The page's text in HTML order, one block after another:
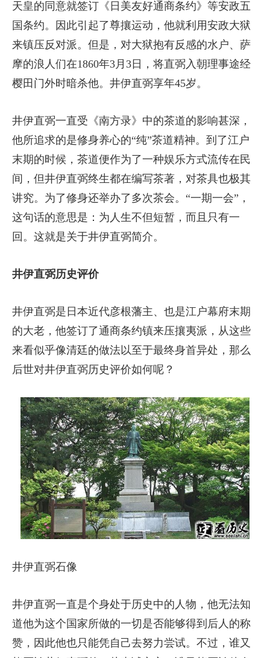
天皇的同意就签订《日美友好通商条约》等安政五
国条约。因此引起了尊攘运动，他就利用安政大狱
来镇压反对派。但是，对大狱抱有反感的水户、萨
摩的浪人们在1860年3月3日，将直弼入朝理事途经
樱田门外时暗杀他。井伊直弼享年45岁。
井伊直弼一直受《南方录》中的茶道的影响甚深，
他所追求的是修身养心的“纯”茶道精神。到了江户
末期的时候，茶道便作为了一种娱乐方式流传在民
间，但井伊直弼终生都在编写茶著，对茶具也极其
讲究。为了修身还举办了多次茶会。“一期一会”，
这句话的意思是：为人生不但短暂，而且只有一
回。这就是关于井伊直弼简介。
井伊直弼历史评价
井伊直弼是日本近代彦根藩主、也是江户幕府末期
的大老，他签订了通商条约镇来压攘夷派，从这些
来看似乎像清廷的做法以至于最终身首异处，那么
后世对井伊直弼历史评价如何呢？
井伊直弼石像
井伊直弼一直是个身处于历史中的人物，他无法知
道他为这个国家所做的一切是否能够得到后人的称
赞，因此他也只能凭自己去努力尝试。不过，谁又